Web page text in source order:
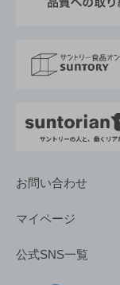
採用情報
お問い合わせ
マイページ
公式SNS一覧